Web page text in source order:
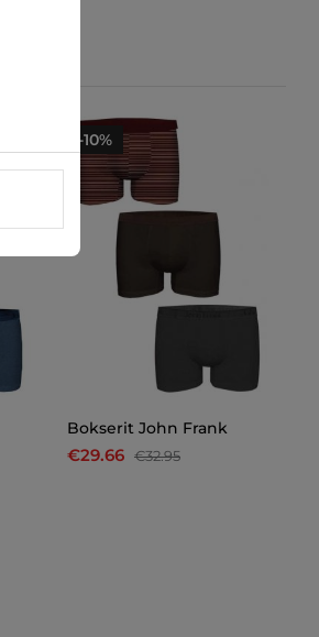
-10%
Bokserit John Frank
€29.66 €32.95